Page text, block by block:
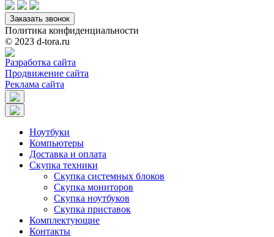
Заказать звонок
Политика конфиденциальности
© 2023 d-tora.ru
Разработка сайта
Продвижение сайта
Реклама сайта
Ноутбуки
Компьютеры
Доставка и оплата
Скупка техники
Скупка системных блоков
Скупка мониторов
Скупка ноутбуков
Скупка приставок
Комплектующие
Контакты